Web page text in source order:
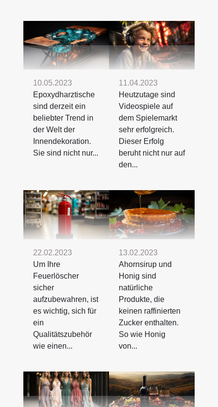
10.05.2023
Epoxydharztische
sind derzeit ein
beliebter Trend in
der Welt der
Innendekoration.
Sie sind nicht nur...
11.04.2023
Heutzutage sind
Videospiele auf
dem Spielemarkt
sehr erfolgreich.
Dieser Erfolg
beruht nicht nur auf
den...
22.02.2023
Um Ihre
Feuerlöscher
sicher
aufzubewahren, ist
es wichtig, sich für
ein
Qualitätszubehör
wie einen...
13.02.2023
Ahornsirup und
Honig sind
natürliche
Produkte, die
keinen raffinierten
Zucker enthalten.
So wie Honig
von...